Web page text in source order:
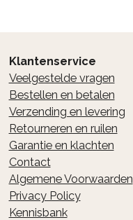
Klantenservice
Veelgestelde vragen
Bestellen en betalen
Verzending en levering
Retourneren en ruilen
Garantie en klachten
Contact
Algemene Voorwaarden
Privacy Policy
Kennisbank